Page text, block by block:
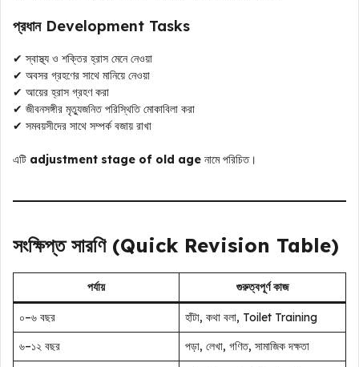
প্রধান Development Tasks
✔ স্বাস্থ্য ও শক্তির হ্রাস মেনে নেওয়া
✔ অবসর গ্রহণের সাথে মানিয়ে নেওয়া
✔ আয়ের হ্রাস গ্রহণ করা
✔ জীবনসঙ্গীর মৃত্যুজনিত পরিস্থিতি মোকাবিলা করা
✔ সমবয়সীদের সাথে সম্পর্ক বজায় রাখা
এটি adjustment stage of old age নামে পরিচিত।
সংক্ষিপ্ত সারণি (Quick Revision Table)
পর্যায় গুরুত্বপূর্ণ কাজ
০–৬ বছর
হাঁটা, কথা বলা, Toilet Training
৬–১২ বছর
পড়া, লেখা, গণিত, সামাজিক দক্ষতা